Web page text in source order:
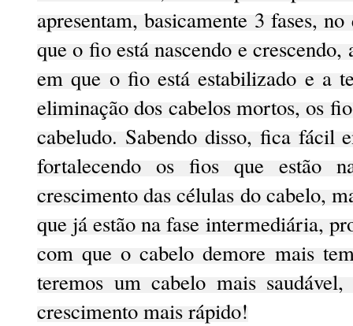
apresentam, basicamente 3 fases,
que o fio está nascendo e
em que o fio está estabilizado e a
eliminação dos cabelos mortos, os
cabeludo. Sabendo disso, fica fácil
fortalecendo os fios que estão
crescimento das células do cabelo,
que já estão na fase intermediária,
com que o cabelo demore mais
teremos um cabelo mais
crescimento mais rápido!